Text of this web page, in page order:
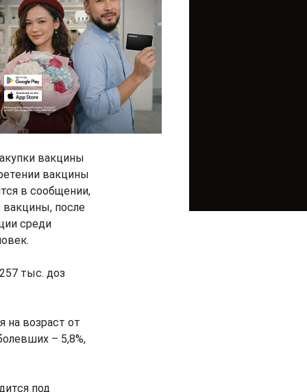
вакцины
вакцины
в сообщении,
вакцины, после
среди
тыс. доз
на возраст от
– 5,8%,
под